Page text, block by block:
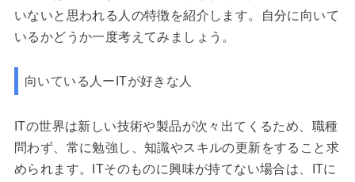
いないと思われる人の特徴を紹介します。自分に向いて
いるかどうか一度考えてみましょう。
向いている人ーITが好きな人
ITの世界は新しい技術や製品が次々出てくるため、職種
問わず、常に勉強し、知識やスキルの更新をすること求
められます。ITそのものに興味が持てない場合は、ITに